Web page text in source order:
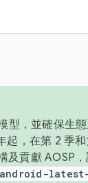
型，並確保生
起，在第 2 季
及貢獻 AOSP
android-